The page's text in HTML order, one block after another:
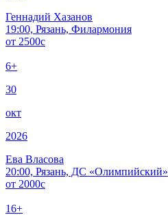
Геннадий Хазанов
19:00, Рязань, Филармония
от 2500c
6+
30
окт
2026
Ева Власова
20:00, Рязань, ДС «Олимпийский»
от 2000c
16+